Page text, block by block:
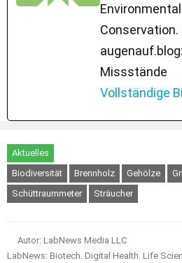
Conservation.
Missstände
Vollständige
Aktuelles
Biodiversität
Brennholz Gehölze
Schüttraummeter
Sträucher
Autor: LabNews Media LLC
LabNews: Biotech. Digital Health. Life